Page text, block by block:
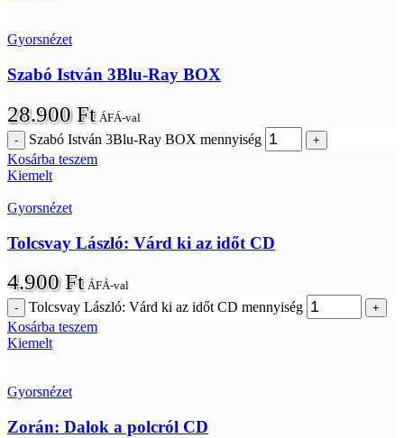
Gyorsnézet
Szabó István 3Blu-Ray BOX
28.900Ft ÁFÁ-val
Szabó István 3Blu-Ray BOX mennyiség
Kosárba teszem
Kiemelt
Gyorsnézet
Tolcsvay László: Várd ki az időt CD
4.900Ft ÁFÁ-val
Tolcsvay László: Várd ki az időt CD mennyiség
Kosárba teszem
Kiemelt
Gyorsnézet
Zorán: Dalok a polcról CD